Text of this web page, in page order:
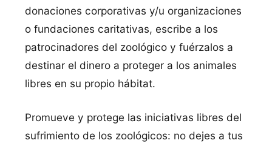
donaciones corporativas y/u organizaciones
o fundaciones caritativas, escribe a los
patrocinadores del zoológico y fuérzalos a
destinar el dinero a proteger a los animales
libres en su propio hábitat.
Promueve y protege las iniciativas libres del
sufrimiento de los zoológicos: no dejes a tus